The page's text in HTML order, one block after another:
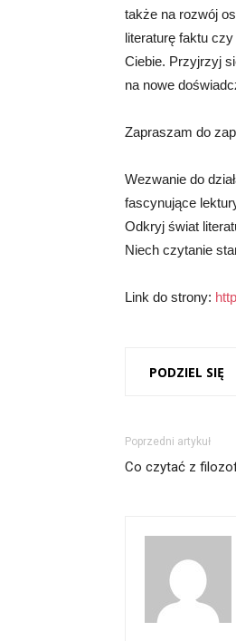
także na rozwój
literaturę faktu
Ciebie. Przyjrzyj
na nowe
Zapraszam do
Wezwanie do
fascynujące
Odkryj świat
Niech czytanie
Link do strony:
PODZIEL SIĘ
Poprzedni artykuł
Co czytać z